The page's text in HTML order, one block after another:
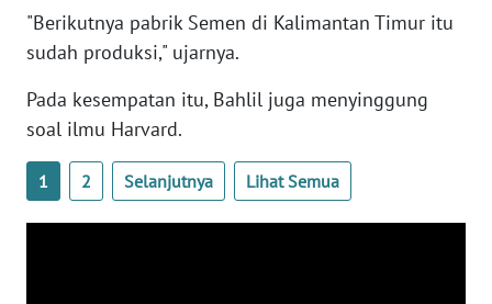
"Berikutnya pabrik Semen di Kalimantan Timur itu
sudah produksi," ujarnya.
Pada kesempatan itu, Bahlil juga menyinggung
soal ilmu Harvard.
1 2 Selanjutnya Lihat Semua
WN
KEPRI
WN
PAPUA
PAPUA